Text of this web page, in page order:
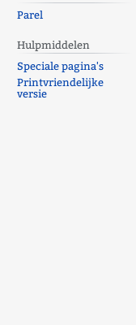
Parel
Hulpmiddelen
Speciale pagina's
Printvriendelijke
versie